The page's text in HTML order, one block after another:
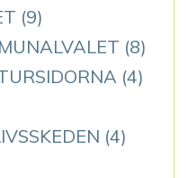
(9)
(8)
(4)
(4)